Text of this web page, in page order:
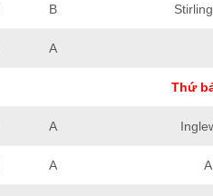
B
A
Thứ
A
A